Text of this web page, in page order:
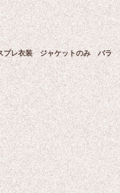
プレ衣装 ジャケットのみ バラ